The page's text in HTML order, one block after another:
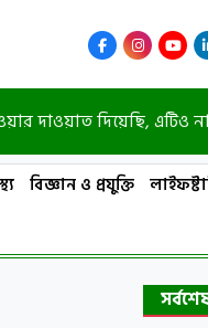
দিয়েছি, এটিও নাকি
বিজ্ঞান ও প্রযুক্তি